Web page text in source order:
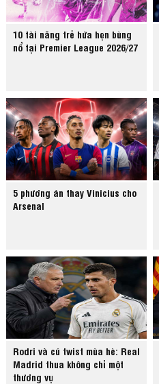
10 tài năng trẻ hứa hẹn bùng
nổ tại Premier League 2026/27
5 phương án thay Vinicius cho
Arsenal
Rodri và cú twist mùa hè: Real
Madrid thua không chỉ một
thương vụ